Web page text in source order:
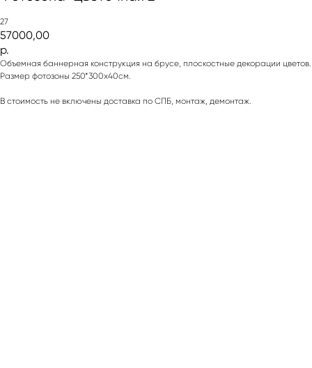
27
57000,00
р.
Объемная баннерная конструкция на брусе, плоскостные декорации цветов.
Размер фотозоны 250*300х40см.
В стоимость не включены доставка по СПБ, монтаж, демонтаж.